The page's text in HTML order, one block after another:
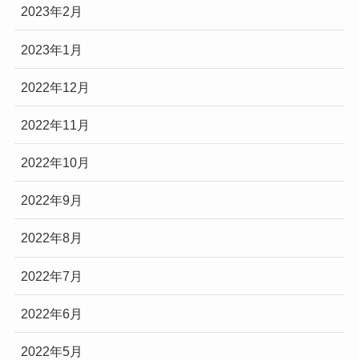
2023年2月
2023年1月
2022年12月
2022年11月
2022年10月
2022年9月
2022年8月
2022年7月
2022年6月
2022年5月